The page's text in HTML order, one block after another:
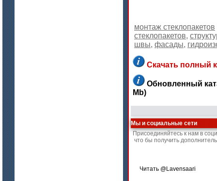
монтаж стеклопакетов
стеклопакетов,
швы, фасады,
Скачать полный
Обновленный
Mb)
Мы и социальные сети
Присоединяйтесь к нам в
что бы получить
Читать @Lavensaari